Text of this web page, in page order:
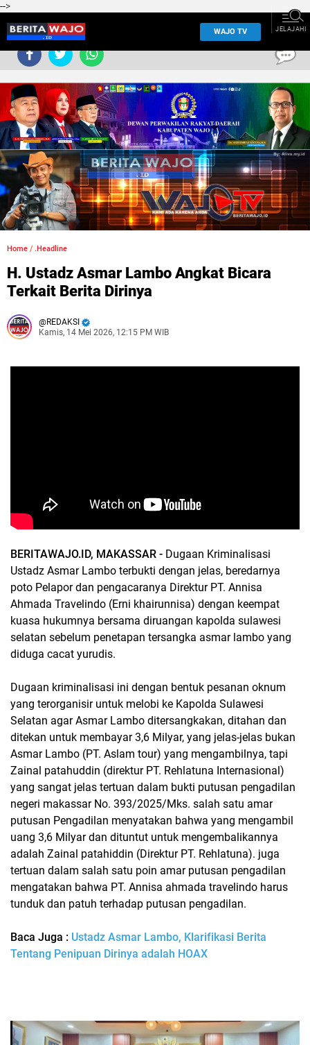
-->
WAJO TV JELAJAHI
Home / .Headline
H. Ustadz Asmar Lambo Angkat Bicara
Terkait Berita Dirinya
REDAKSI
Kamis, 14 Mei 2026, 12:15 PM WIB
BERITAWAJO.ID, MAKASSAR - Dugaan Kriminalisasi
Ustadz Asmar Lambo terbukti dengan jelas, beredarnya
poto Pelapor dan pengacaranya Direktur PT. Annisa
Ahmada Travelindo (Erni khairunnisa) dengan keempat
kuasa hukumnya bersama diruangan kapolda sulawesi
selatan sebelum penetapan tersangka asmar lambo yang
diduga cacat yurudis.
Dugaan kriminalisasi ini dengan bentuk pesanan oknum
yang terorganisir untuk melobi ke Kapolda Sulawesi
Selatan agar Asmar Lambo ditersangkakan, ditahan dan
ditekan untuk membayar 3,6 Milyar, yang jelas-jelas bukan
Asmar Lambo (PT. Aslam tour) yang mengambilnya, tapi
Zainal patahuddin (direktur PT. Rehlatuna Internasional)
yang sangat jelas tertuan dalam bukti putusan pengadilan
negeri makassar No. 393/2025/Mks. salah satu amar
putusan Pengadilan menyatakan bahwa yang mengambil
uang 3,6 Milyar dan dituntut untuk mengembalikannya
adalah Zainal patahiddin (Direktur PT. Rehlatuna). juga
tertuan dalam salah satu poin amar putusan pengadilan
mengatakan bahwa PT. Annisa ahmada travelindo harus
tunduk dan patuh terhadap putusan pengadilan.
Baca Juga : Ustadz Asmar Lambo, Klarifikasi Berita
Tentang Penipuan Dirinya adalah HOAX